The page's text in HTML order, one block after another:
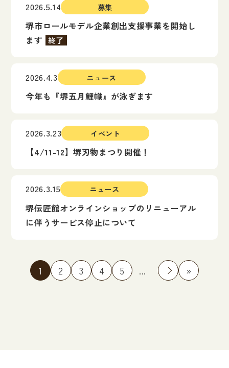
2026.5.14 募集
堺市ロールモデル企業創出支援事業を開始し
ます 終了
2026.4.3 ニュース
今年も『堺五月鯉幟』が泳ぎます
2026.3.23 イベント
【4/11-12】堺刃物まつり開催！
2026.3.15 ニュース
堺伝匠館オンラインショップのリニューアル
に伴うサービス停止について
1 2 3 4 5 ... » »